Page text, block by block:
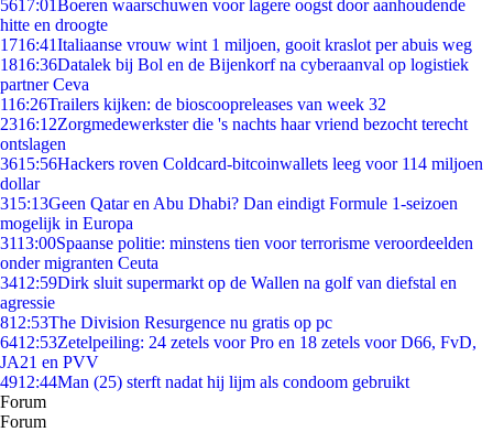
5617:01Boeren waarschuwen voor lagere oogst door aanhoudende
hitte en droogte
1716:41Italiaanse vrouw wint 1 miljoen, gooit kraslot per abuis weg
1816:36Datalek bij Bol en de Bijenkorf na cyberaanval op logistiek
partner Ceva
116:26Trailers kijken: de bioscoopreleases van week 32
2316:12Zorgmedewerkster die 's nachts haar vriend bezocht terecht
ontslagen
3615:56Hackers roven Coldcard-bitcoinwallets leeg voor 114 miljoen
dollar
315:13Geen Qatar en Abu Dhabi? Dan eindigt Formule 1-seizoen
mogelijk in Europa
3113:00Spaanse politie: minstens tien voor terrorisme veroordeelden
onder migranten Ceuta
3412:59Dirk sluit supermarkt op de Wallen na golf van diefstal en
agressie
812:53The Division Resurgence nu gratis op pc
6412:53Zetelpeiling: 24 zetels voor Pro en 18 zetels voor D66, FvD,
JA21 en PVV
4912:44Man (25) sterft nadat hij lijm als condoom gebruikt
Forum
Forum